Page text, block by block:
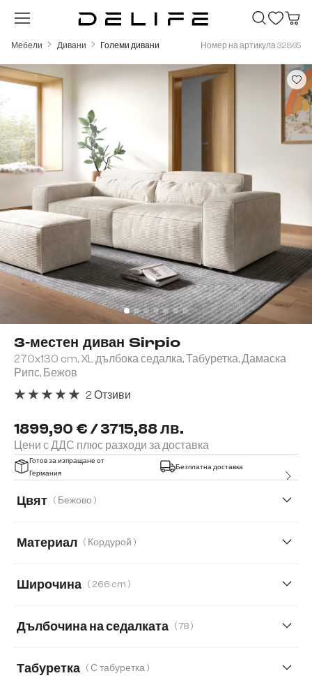
Преминете към основното съдържание
Мебели Дивани Големи дивани Номер на артикула 32865
3-местен диван Sirpio
270x130 cm, XL дълбока седалка, Табуретка, Дамаска
Рипс, Бежов
1899,90 € / 3715,88 лв.
Цени с ДДС плюс разходи за доставка
2 Отзиви
Готов за изпращане от
Германия
Безплатна доставка
Цвят ( Бежово )
Материал ( Кордурой )
Широчина ( 266 cm )
Дълбочина на седалката ( 78 )
Табуретка ( С табуретка )
Пропуснете галерия с изображения